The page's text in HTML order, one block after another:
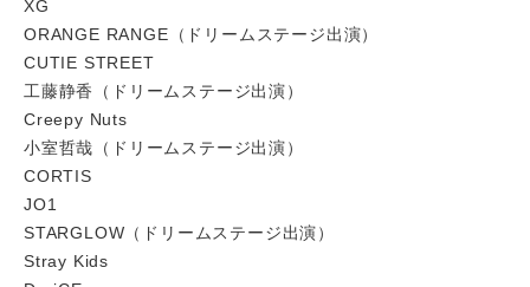
XG
ORANGE RANGE（ドリームステージ出演）
CUTIE STREET
工藤静香（ドリームステージ出演）
Creepy Nuts
小室哲哉（ドリームステージ出演）
CORTIS
JO1
STARGLOW（ドリームステージ出演）
Stray Kids